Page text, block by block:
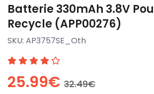
Batterie 330mAh 3.8V
Recycle (APP00276)
SKU: AP3757SE_Oth
25.99€ 32.49€